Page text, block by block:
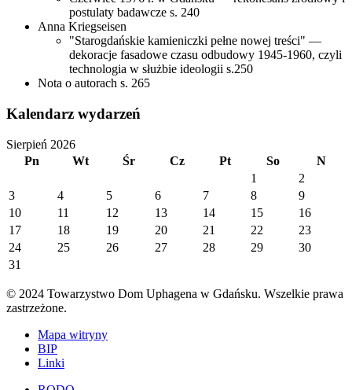
postulaty badawcze s. 240
Anna Kriegseisen
"Starogdańskie kamieniczki pełne nowej treści" —
dekoracje fasadowe czasu odbudowy 1945-1960, czyli
technologia w służbie ideologii s.250
Nota o autorach s. 265
Kalendarz wydarzeń
Sierpień 2026
Pn
Wt Śr Cz Pt So
N
1
2
3
4 5 6 7 8
9
10
11 12 13 14 15
16
17
18 19 20 21 22
23
24
25 26 27 28 29
30
31
© 2024 Towarzystwo Dom Uphagena w Gdańsku. Wszelkie prawa
zastrzeżone.
Mapa witryny
BIP
Linki